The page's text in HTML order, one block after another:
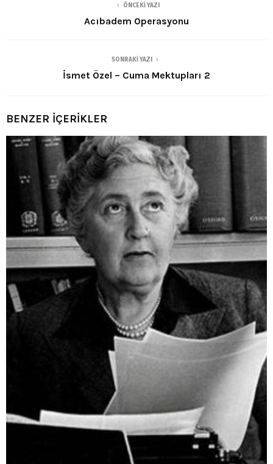
ÖNCEKI YAZI
Acıbadem Operasyonu
SONRAKI YAZI
İsmet Özel – Cuma Mektupları 2
BENZER İÇERİKLER